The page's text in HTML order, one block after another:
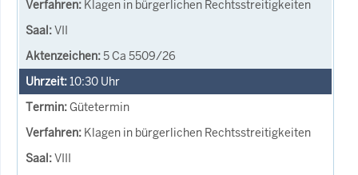
Klagen in bürgerlichen Rechtsstreitigkeiten
VII
5 Ca 5509/26
10:30 Uhr
Gütetermin
Klagen in bürgerlichen Rechtsstreitigkeiten
VIII